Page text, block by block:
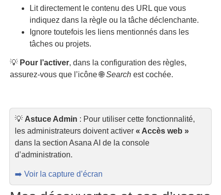
Lit directement le contenu des URL que vous
indiquez dans la règle ou la tâche déclenchante.
Ignore toutefois les liens mentionnés dans les
tâches ou projets.
💡 Pour l’activer, dans la configuration des règles,
assurez-vous que l’icône 🌐Search est cochée.
💡 Astuce Admin : Pour utiliser cette fonctionnalité,
les administrateurs doivent activer « Accès web »
dans la section Asana AI de la console
d’administration.
➡️ Voir la capture d’écran